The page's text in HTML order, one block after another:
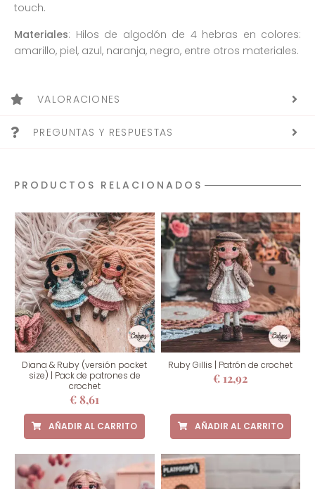
touch.
Materiales: Hilos de algodón de 4 hebras en colores:
amarillo, piel, azul, naranja, negro, entre otros materiales.
VALORACIONES
PREGUNTAS Y RESPUESTAS
PRODUCTOS RELACIONADOS
Diana & Ruby (versión pocket
size) | Pack de patrones de
crochet
€8,61
AÑADIR AL CARRITO
Ruby Gillis | Patrón de crochet
€ 12,92
AÑADIR AL CARRITO